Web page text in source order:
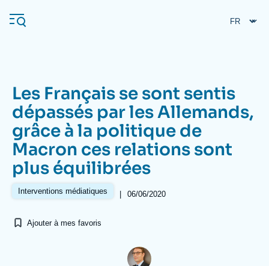
au
contenu
Navigation
principale
L'Ifri
Analyses
À propos de l'Ifri Recherches fréquentes
Les Français se sont sentis
dépassés par les Allemands,
grâce à la politique de
Macron ces relations sont
plus équilibrées
Interventions médiatiques | 06/06/2020
Ajouter à mes favoris